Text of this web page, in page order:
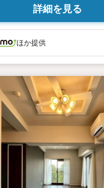
詳細を見る
ほか提供